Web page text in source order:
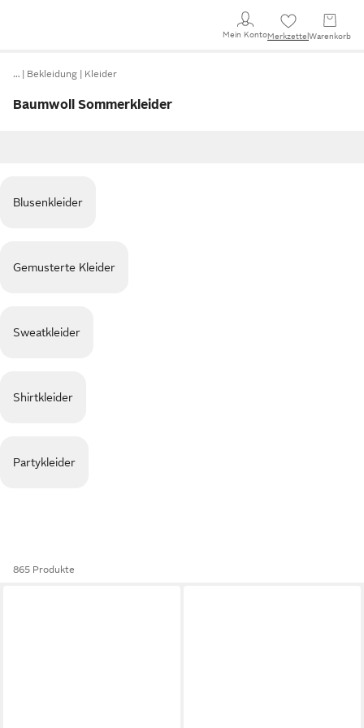
Mein KontoMerkzettel Warenkorb
… Bekleidung Kleider
Baumwoll Sommerkleider
Blusenkleider
Gemusterte Kleider
Sweatkleider
Shirtkleider
Partykleider
865 Produkte